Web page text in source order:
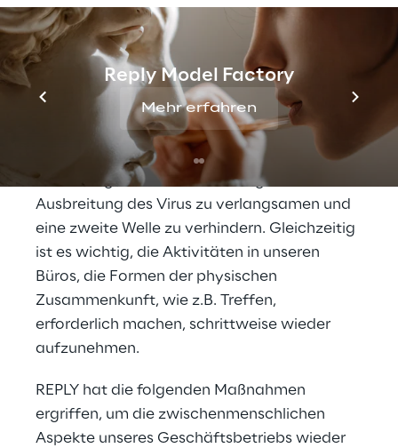
Reply Model Factory
Mehr erfahren
SICHERHEIT FÜR
KUNDEN UND
BESUCHER
Solange es keine Heilung oder Impfung
gegen COVID-19 gibt, bleibt Social
Distancing der wirksamste Weg, um die
Ausbreitung des Virus zu verlangsamen und
eine zweite Welle zu verhindern. Gleichzeitig
ist es wichtig, die Aktivitäten in unseren
Büros, die Formen der physischen
Zusammenkunft, wie z.B. Treffen,
erforderlich machen, schrittweise wieder
aufzunehmen.
REPLY hat die folgenden Maßnahmen
ergriffen, um die zwischenmenschlichen
Aspekte unseres Geschäftsbetriebs wieder